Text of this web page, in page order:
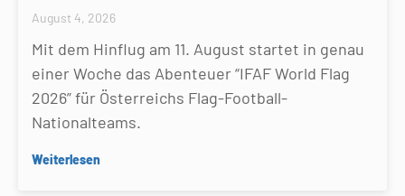
August 4, 2026
Mit dem Hinflug am 11. August startet in genau
einer Woche das Abenteuer “IFAF World Flag
2026” für Österreichs Flag-Football-
Nationalteams.
Weiterlesen